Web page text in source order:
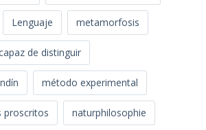
Lenguaje metamorfosis
de distinguir
método experimental
proscritos naturphilosophie